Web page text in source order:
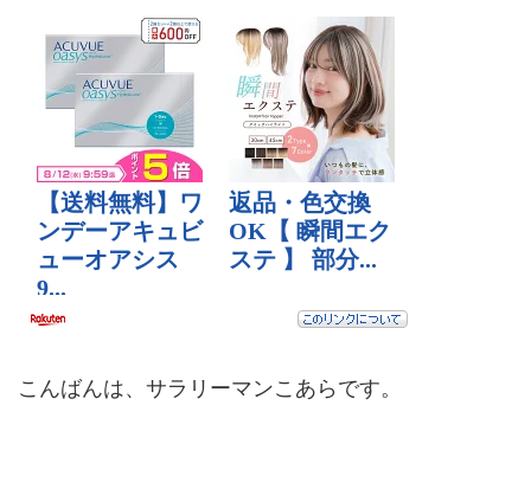
こんばんは、サラリーマンこあらです。